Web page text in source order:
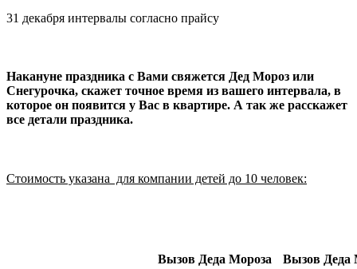
31 декабря интервалы согласно прайсу
Накануне праздника с Вами свяжется Дед Мороз или
Снегурочка, скажет точное время из вашего интервала, в
которое он появится у Вас в квартире. А так же расскажет
все детали праздника.
Стоимость указана для компании детей до 10 человек:
Вызов Деда Мороза Вызов Деда